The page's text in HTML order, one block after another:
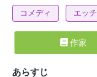
コメディ エッチ
作家
あらすじ